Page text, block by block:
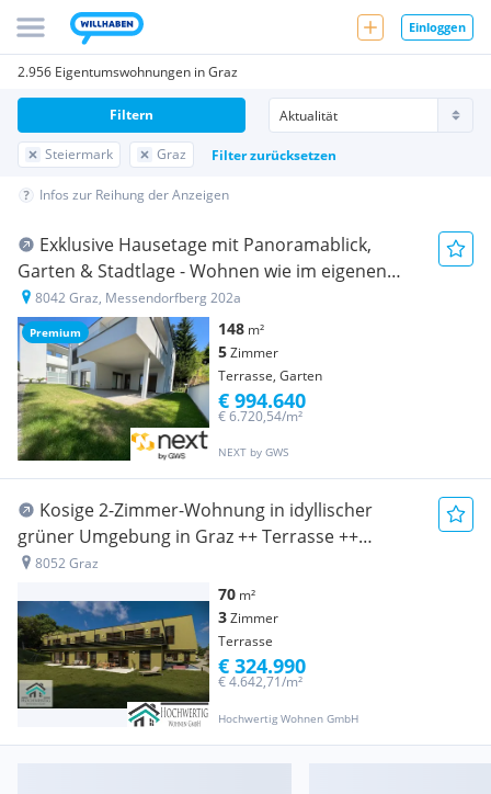
Einloggen
2.956 Eigentumswohnungen in Graz
Steiermark Graz Filter zurücksetzen
Filtern
Infos zur Reihung der Anzeigen
Premium
Exklu­sive Hause­tage mit Panora­ma­blick,
Garten & Stadt­lage - Wohnen wie im eigenen
Haus"
8042 Graz, Messendorfberg 202a
148 m²
5Zimmer
Terrasse, Garten
NEXT by GWS
€ 6.720,54/m²
€ 994.640
Kosige 2-Zimmer-Wohnung in idyllischer
grüner Umgebung in Graz ++ Terrasse ++
Tiefgarage ++
8052 Graz
70 m²
3Zimmer
Terrasse
Hochwertig Wohnen GmbH
€ 4.642,71/m²
€ 324.990